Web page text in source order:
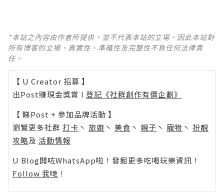
*本站之內容由作者所提供，並不代表本站的立場。因此本站對
所有博客的立場、真實性、準確性及完整性不負任何法律責
任。
【 U Creator 招募 】
出Post賺現金獎賞 l 登記《社群創作有價企劃》
【 睇Post + 參加品牌活動 】
瀏覽更多社群 打卡 丶 旅遊 丶 美食 丶 親子 丶 寵物 丶 扮靚
攻略及 活動情報
U Blog開咗WhatsApp啦！發掘更多吃喝玩樂資訊！
Follow 我哋 ！